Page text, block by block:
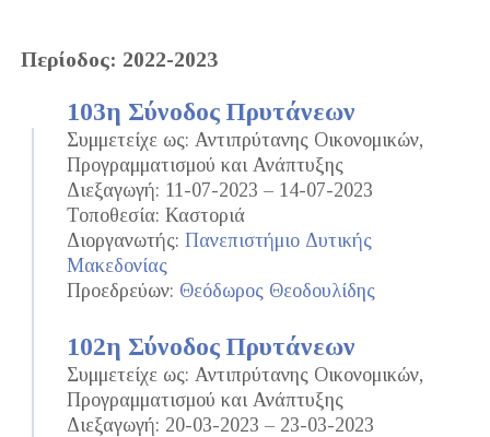
Περίοδος: 2022-2023
103η Σύνοδος Πρυτάνεων
Συμμετείχε ως: Αντιπρύτανης Οικονομικών,
Προγραμματισμού και Ανάπτυξης
Διεξαγωγή: 11-07-2023 – 14-07-2023
Τοποθεσία: Καστοριά
Διοργανωτής: Πανεπιστήμιο Δυτικής
Μακεδονίας
Προεδρεύων: Θεόδωρος Θεοδουλίδης
102η Σύνοδος Πρυτάνεων
Συμμετείχε ως: Αντιπρύτανης Οικονομικών,
Προγραμματισμού και Ανάπτυξης
Διεξαγωγή: 20-03-2023 – 23-03-2023